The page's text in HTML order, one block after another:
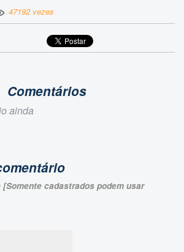
47192 vezes
Comentários
ainda
[Somente cadastrados podem usar